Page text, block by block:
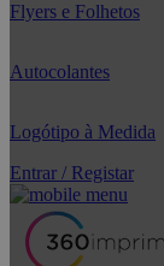
Flyers e Folhetos
Autocolantes
Logótipo à Medida
Entrar / Registar